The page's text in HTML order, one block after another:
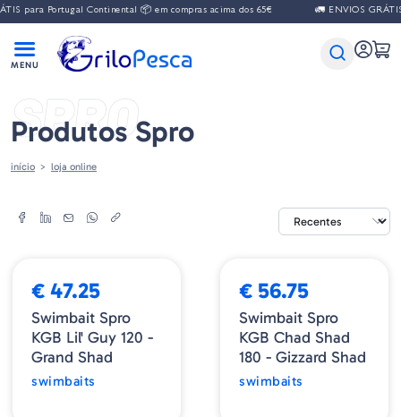
para Portugal Continental 📦 em compras acima dos 65€ 🚛 ENVIOS
SPRO
Produtos Spro
início loja online
€ 47.25
Swimbait Spro
KGB Lil' Guy 120 -
Grand Shad
swimbaits
€ 56.75
Swimbait Spro
KGB Chad Shad
180 - Gizzard Shad
swimbaits